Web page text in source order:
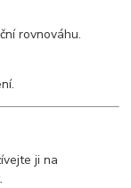
rovnováhu.
ji na